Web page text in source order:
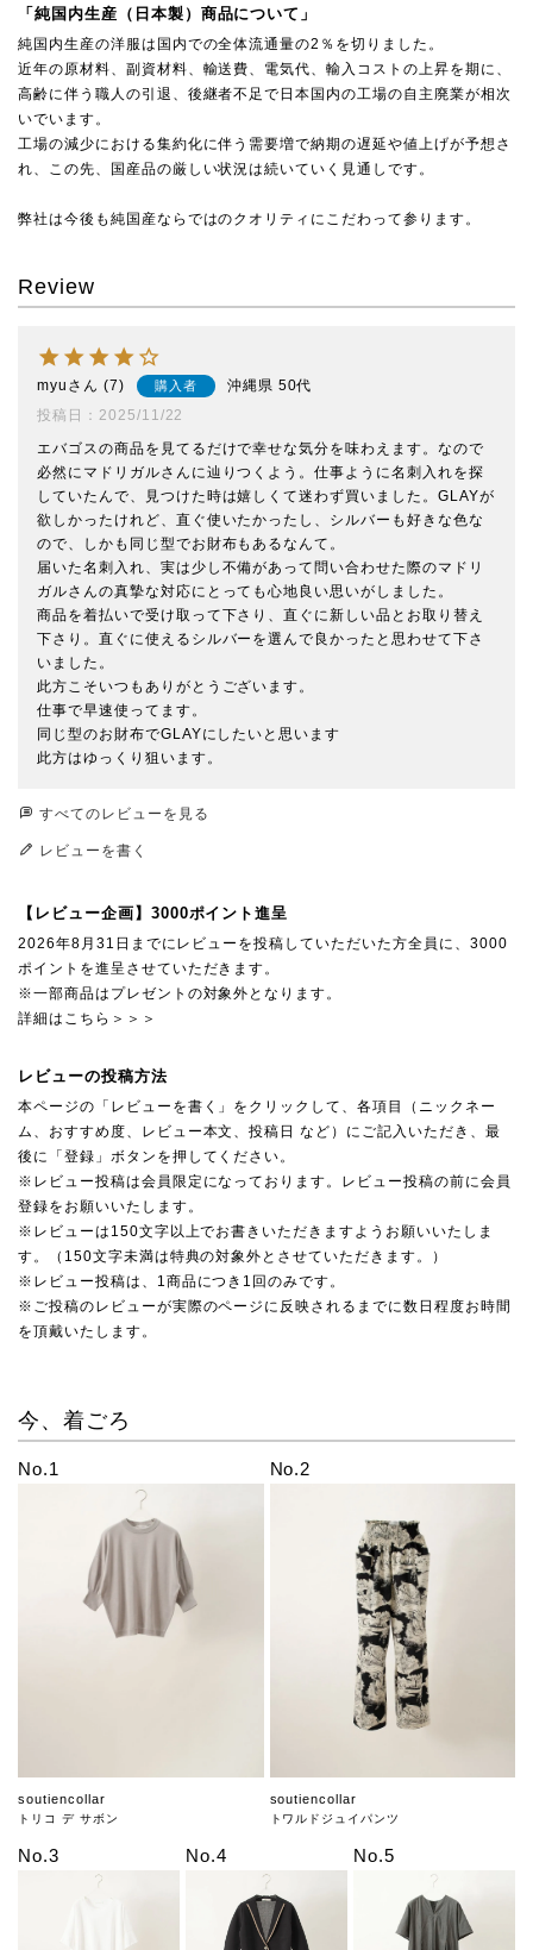
「純国内生産（日本製）商品について」
純国内生産の洋服は国内での全体流通量の2％を切りました。
近年の原材料、副資材料、輸送費、電気代、輸入コストの上昇を期に、
高齢に伴う職人の引退、後継者不足で日本国内の工場の自主廃業が相次
いでいます。
工場の減少における集約化に伴う需要増で納期の遅延や値上げが予想さ
れ、この先、国産品の厳しい状況は続いていく見通しです。
弊社は今後も純国産ならではのクオリティにこだわって参ります。
Review
myu 7 購入者 沖縄県 50代
投稿日
2025/11/22
エバゴスの商品を見てるだけで幸せな気分を味わえます。なので
必然にマドリガルさんに辿りつくよう。仕事ように名刺入れを探
していたんで、見つけた時は嬉しくて迷わず買いました。GLAYが
欲しかったけれど、直ぐ使いたかったし、シルバーも好きな色な
ので、しかも同じ型でお財布もあるなんて。
届いた名刺入れ、実は少し不備があって問い合わせた際のマドリ
ガルさんの真摯な対応にとっても心地良い思いがしました。
商品を着払いで受け取って下さり、直ぐに新しい品とお取り替え
下さり。直ぐに使えるシルバーを選んで良かったと思わせて下さ
いました。
此方こそいつもありがとうございます。
仕事で早速使ってます。
同じ型のお財布でGLAYにしたいと思います
此方はゆっくり狙います。
すべてのレビューを見る
レビューを書く
【レビュー企画】3000ポイント進呈
2026年8月31日までにレビューを投稿していただいた方全員に、3000
ポイントを進呈させていただきます。
※一部商品はプレゼントの対象外となります。
詳細はこちら＞＞＞
レビューの投稿方法
本ページの「レビューを書く」をクリックして、各項目（ニックネー
ム、おすすめ度、レビュー本文、投稿日 など）にご記入いただき、最
後に「登録」ボタンを押してください。
※レビュー投稿は会員限定になっております。レビュー投稿の前に会員
登録をお願いいたします。
※レビューは150文字以上でお書きいただきますようお願いいたしま
す。（150文字未満は特典の対象外とさせていただきます。）
※レビュー投稿は、1商品につき1回のみです。
※ご投稿のレビューが実際のページに反映されるまでに数日程度お時間
を頂戴いたします。
今、着ごろ
No.1
soutiencollar
トリコ デ サボン
No.2
soutiencollar
トワルドジュイパンツ
No.3 No.4 No.5